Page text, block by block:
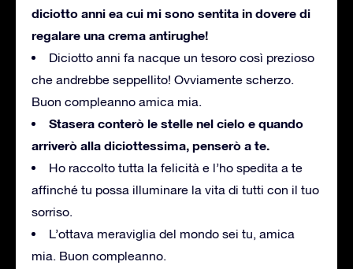
diciotto anni ea cui mi sono sentita in dovere di
regalare una crema antirughe!
Diciotto anni fa nacque un tesoro così prezioso
che andrebbe seppellito! Ovviamente scherzo.
Buon compleanno amica mia.
Stasera conterò le stelle nel cielo e quando
arriverò alla diciottessima, penserò a te.
Ho raccolto tutta la felicità e l’ho spedita a te
affinché tu possa illuminare la vita di tutti con il tuo
sorriso.
L’ottava meraviglia del mondo sei tu, amica
mia. Buon compleanno.